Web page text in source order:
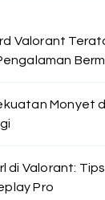
Valorant
Monyet
di Valorant:
Pro